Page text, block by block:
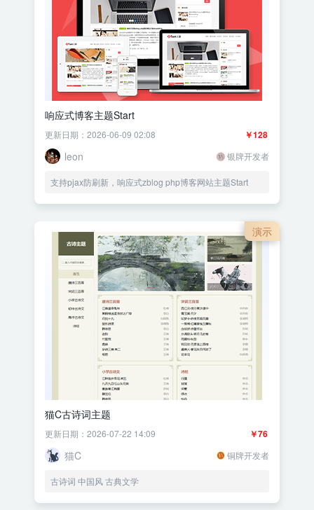
响应式博客主题Start
￥128
更新日期：2026-06-09 02:08
leon 银牌开发者
支持pjax防刷新，响应式zblog php博客网站主题Start
演示
猫C古诗词主题
￥76
更新日期：2026-07-22 14:09
猫C 铜牌开发者
古诗词 中国风 古典文学